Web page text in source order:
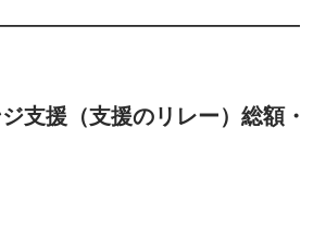
支援（支援のリレー）総額・